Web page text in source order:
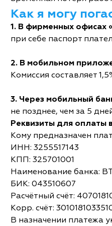
Как я могу
1. В фирменных офисах
при себе паспорт
2. В мобильном
Комиссия составляет
3. Через мобильный
не позднее, чем за 5
Реквизиты для оплаты
Кому предназначен
ИНН: 3255517143
КПП: 325701001
Наименование банка:
БИК: 043510607
Расчётный счёт:
Корр. счёт:
В назначении платежа